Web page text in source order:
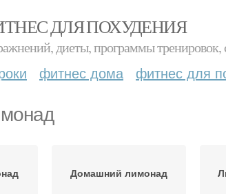
ДЛЯ ПОХУДЕНИЯ
диеты, программы тренировок,
фитнес дома фитнес для
Домашний лимонад